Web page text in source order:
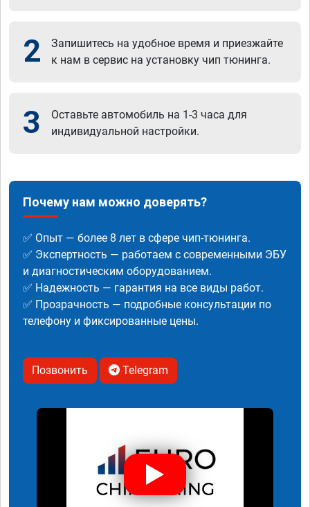
2
Запишитесь на удобное время и приезжайте
к нам в сервис на установку чип тюнинга.
3
Оставьте автомобиль на 1-3 часа для
индивидуальной настройки.
Почему нам можно доверять?
✅ Опыт — более 8 лет в сфере чип-тюнинга.
✅ Экспертность — работаем с современными ЭБУ
и диагностическим оборудованием.
✅ Надежность — гарантия на все виды работ.
✅ Прозрачность — подробные консультации по
телефону и фиксированные цены.
Позвонить Telegram